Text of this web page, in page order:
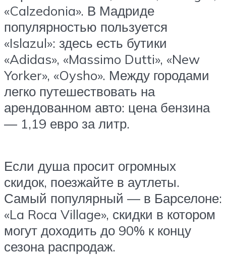
«Calzedonia». В Мадриде
популярностью пользуется
«Islazul»: здесь есть бутики
«Adidas», «Massimo Dutti», «New
Yorker», «Oysho». Между городами
легко путешествовать на
арендованном авто: цена бензина
— 1,19 евро за литр.
Если душа просит огромных
скидок, поезжайте в аутлеты.
Самый популярный — в Барселоне:
«La Roca Village», скидки в котором
могут доходить до 90% к концу
сезона распродаж.